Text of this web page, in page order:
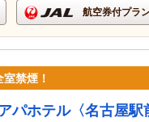
航空券付プラ
禁煙！
パホテル〈名古屋駅